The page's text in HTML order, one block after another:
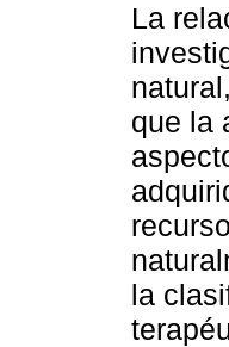
La
que la
la